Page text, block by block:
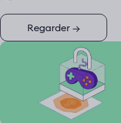
Regarder →